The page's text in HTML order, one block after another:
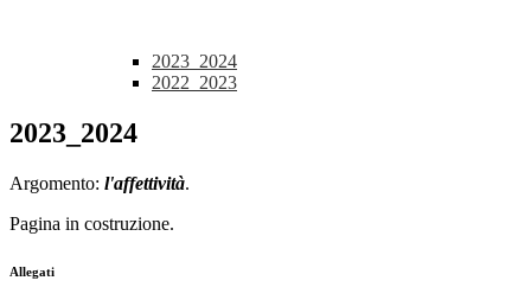
2023_2024
2022_2023
2023_2024
Argomento: l'affettività.
Pagina in costruzione.
Allegati